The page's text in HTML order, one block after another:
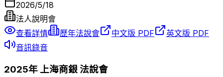
2026/5/18
法人說明會
查看詳情
歷年法說會 中文版 PDF
英文版 PDF
音訊錄音
2025年 上海商銀法說會